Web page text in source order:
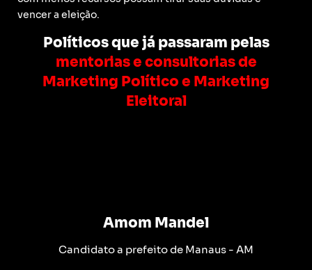
vencer a eleição.
Políticos que já passaram pelas
mentorias e consultorias de
Marketing Político e Marketing
Eleitoral
Amom Mandel
Candidato a prefeito de Manaus - AM